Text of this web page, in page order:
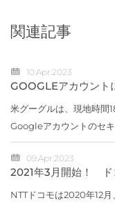
関連記事
10.Apr.2023
GOOGLEアカウント
米グーグルは、現地時間
Googleアカウントのセキ
「Quick Delete（クイ
フォルダー）」新...
09.Apr.2023
2021年3月開始！ ド
NTTドコモは2020年12